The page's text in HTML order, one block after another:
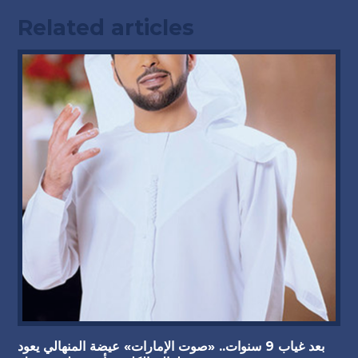
Related articles
بعد غياب 9 سنوات.. «صوت الإمارات» عيضة المنهالي يعود